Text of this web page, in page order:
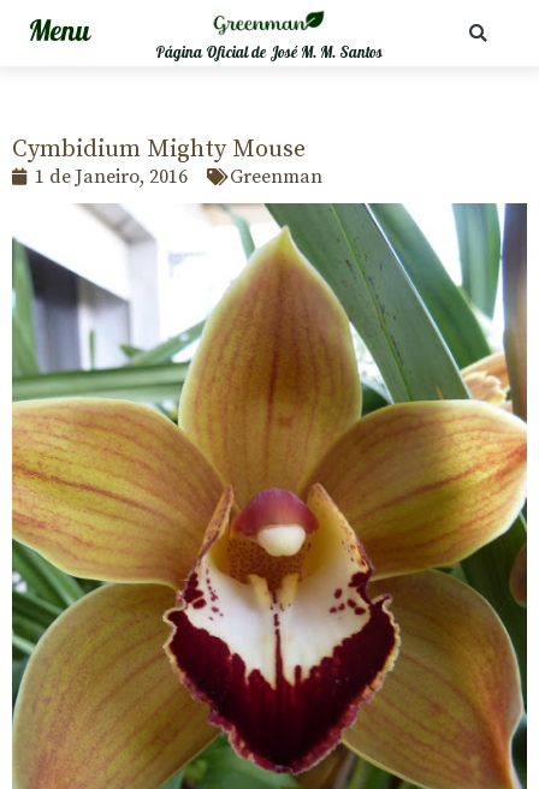
Página Oficial de José M. M. Santos
Cymbidium Mighty Mouse
1 de Janeiro, 2016 Greenman